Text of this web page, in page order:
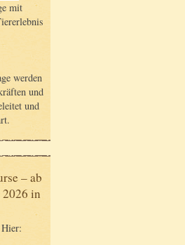
mit
werden
und
und
– ab
2026 in